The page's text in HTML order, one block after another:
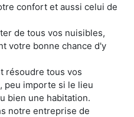
confort et aussi celui de
de tous vos nuisibles,
votre bonne chance d'y
résoudre tous vos
peu importe si le lieu
bien une habitation.
notre entreprise de